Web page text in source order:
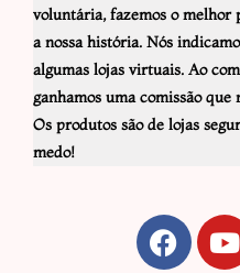
voluntária, fazemos o melhor
a nossa história. Nós
algumas lojas virtuais. Ao
ganhamos uma comissão
Os produtos são de lojas
medo!
F
a
o